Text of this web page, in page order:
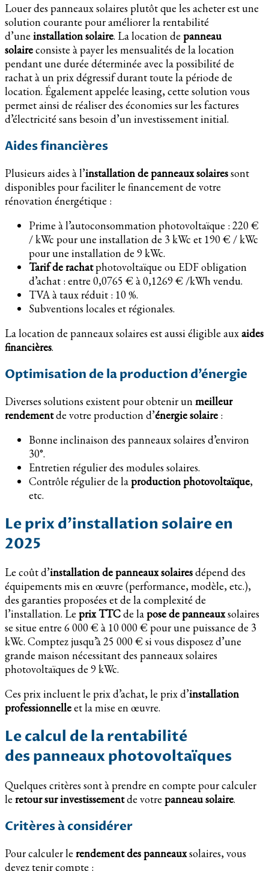
Louer des panneaux solaires plutôt que les acheter est une
solution courante pour améliorer la rentabilité
d’une installation solaire. La location de panneau
solaireconsiste à payer les mensualités de la location
pendant une durée déterminée avec la possibilité de
rachat à un prix dégressif durant toute la période de
location. Également appelée leasing, cette solution vous
permet ainsi de réaliser des économies sur les factures
d’électricité sans besoin d’un investissement initial.
Aides financières
Plusieurs aides à l’installation de panneaux solairessont
disponibles pour faciliter le financement de votre
rénovation énergétique :
Prime à l’autoconsommation photovoltaïque : 220 €
/ kWc pour une installation de 3 kWc et 190 € / kWc
pour une installation de 9 kWc.
Tarif de rachatphotovoltaïque ou EDF obligation
d’achat : entre 0,0765 € à 0,1269 € /kWh vendu.
TVA à taux réduit : 10 %.
Subventions locales et régionales.
La location de panneaux solaires est aussi éligible auxaides
financières.
Optimisation de la production d’énergie
Diverses solutions existent pour obtenir unmeilleur
rendementde votre production d’énergie solaire :
Bonne inclinaison des panneaux solaires d’environ
30°.
Entretien régulier des modules solaires.
Contrôle régulier de laproduction photovoltaïque,
etc.
Le prix d’installation solaire en
2025
Le coût d’installation de panneaux solairesdépend des
équipements mis en œuvre (performance, modèle, etc.),
des garanties proposées et de la complexité de
l’installation. Le prix TTCde lapose de panneauxsolaires
se situe entre 6 000 € à 10 000 € pour une puissance de 3
kWc. Comptez jusqu’à 25 000 € si vous disposez d’une
grande maison nécessitant des panneaux solaires
photovoltaïques de 9 kWc.
Ces prix incluent le prix d’achat, le prix d’installation
professionnelleet la mise en œuvre.
Le calcul de la rentabilité
des panneaux photovoltaïques
Quelques critères sont à prendre en compte pour calculer
le retour sur investissementde votre panneau solaire.
Critères à considérer
Pour calculer le rendement des panneauxsolaires, vous
devez tenir compte :